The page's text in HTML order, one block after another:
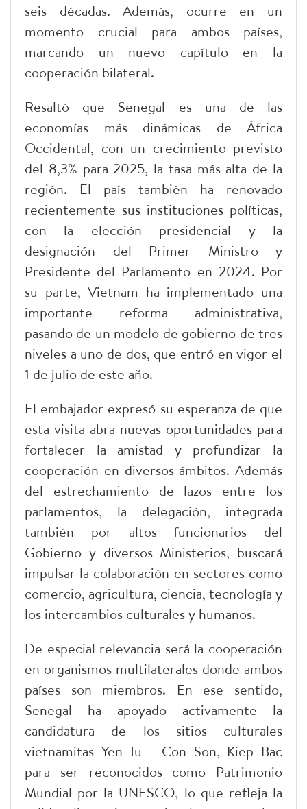
seis décadas. Además, ocurre en un
momento crucial para ambos países,
marcando un nuevo capítulo en la
cooperación bilateral.
Resaltó que Senegal es una de las
economías más dinámicas de África
Occidental, con un crecimiento previsto
del 8,3% para 2025, la tasa más alta de la
región. El país también ha renovado
recientemente sus instituciones políticas,
con la elección presidencial y la
designación del Primer Ministro y
Presidente del Parlamento en 2024. Por
su parte, Vietnam ha implementado una
importante reforma administrativa,
pasando de un modelo de gobierno de tres
niveles a uno de dos, que entró en vigor el
1 de julio de este año.
El embajador expresó su esperanza de que
esta visita abra nuevas oportunidades para
fortalecer la amistad y profundizar la
cooperación en diversos ámbitos. Además
del estrechamiento de lazos entre los
parlamentos, la delegación, integrada
también por altos funcionarios del
Gobierno y diversos Ministerios, buscará
impulsar la colaboración en sectores como
comercio, agricultura, ciencia, tecnología y
los intercambios culturales y humanos.
De especial relevancia será la cooperación
en organismos multilaterales donde ambos
países son miembros. En ese sentido,
Senegal ha apoyado activamente la
candidatura de los sitios culturales
vietnamitas Yen Tu - Con Son, Kiep Bac
para ser reconocidos como Patrimonio
Mundial por la UNESCO, lo que refleja la